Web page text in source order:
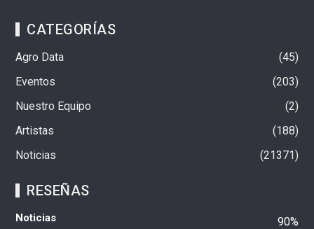
CATEGORÍAS
Agro Data
45
Eventos
203
Nuestro Equipo
2
Artistas
188
Noticias
21371
RESEÑAS
Noticias 90%